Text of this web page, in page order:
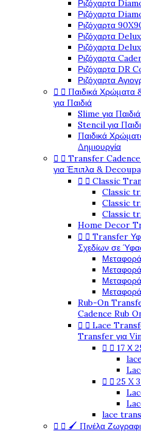
Ριζόχαρτα
Ριζόχαρτα
Ριζόχαρτα
Ριζόχαρτα
Ριζόχαρτα
Ριζόχαρτα
Ριζόχαρτα DR
Ριζόχαρτα
  Παιδικά Χρώματα
για Παιδιά
Slime για
Stencil για
Παιδικά
Δημιουργία
  Transfer Cadence
για Έπιπλα &
  Classic
Classic
Classic
Classic
Home Decor
  Transfer
Σχεδίων σε
Rub-On
Cadence Rub
  Lace
Transfer για
  17 Χ
  25 X
lace
  🖌️ Πινέλα